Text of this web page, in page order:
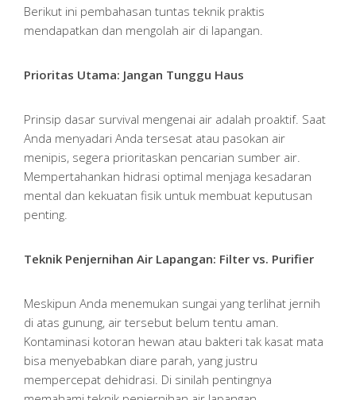
Berikut ini pembahasan tuntas teknik praktis
mendapatkan dan mengolah air di lapangan.
Prioritas Utama: Jangan Tunggu Haus
Prinsip dasar survival mengenai air adalah proaktif. Saat
Anda menyadari Anda tersesat atau pasokan air
menipis, segera prioritaskan pencarian sumber air.
Mempertahankan hidrasi optimal menjaga kesadaran
mental dan kekuatan fisik untuk membuat keputusan
penting.
Teknik Penjernihan Air Lapangan: Filter vs. Purifier
Meskipun Anda menemukan sungai yang terlihat jernih
di atas gunung, air tersebut belum tentu aman.
Kontaminasi kotoran hewan atau bakteri tak kasat mata
bisa menyebabkan diare parah, yang justru
mempercepat dehidrasi. Di sinilah pentingnya